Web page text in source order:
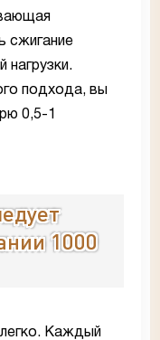
сжигание
нагрузки.
подхода, вы
0,5-1
1000
Каждый